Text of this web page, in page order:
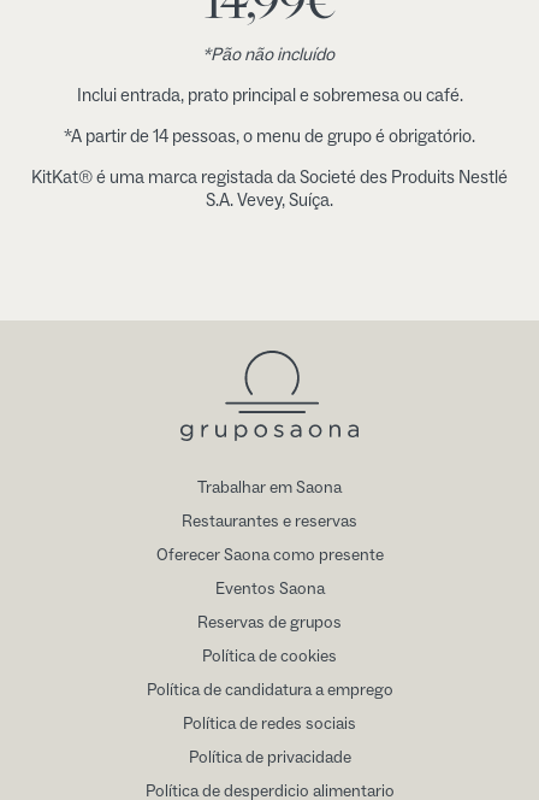
*Pão não incluído
Inclui entrada, prato principal e sobremesa ou café.
*A partir de 14 pessoas, o menu de grupo é obrigatório.
KitKat® é uma marca registada da Societé des Produits Nestlé
S.A. Vevey, Suíça.
Trabalhar em Saona
Restaurantes e reservas
Oferecer Saona como presente
Eventos Saona
Reservas de grupos
Política de cookies
Política de candidatura a emprego
Política de redes sociais
Política de privacidade
Política de desperdicio alimentario